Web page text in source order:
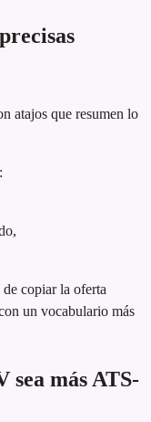
atajos que resumen lo
copiar la oferta
un vocabulario más
sea más ATS-